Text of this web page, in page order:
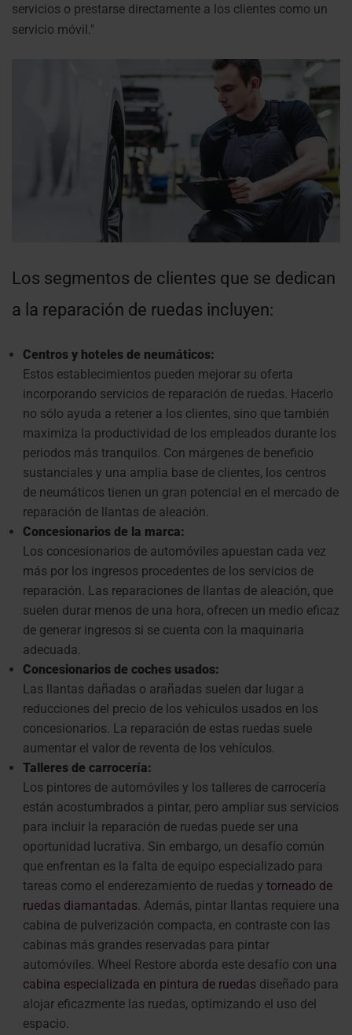
servicios o prestarse directamente a los clientes como un
servicio móvil."
Los segmentos de clientes que se dedican
a la reparación de ruedas incluyen:
Centros y hoteles de neumáticos:
Estos establecimientos pueden mejorar su oferta
incorporando servicios de reparación de ruedas. Hacerlo
no sólo ayuda a retener a los clientes, sino que también
maximiza la productividad de los empleados durante los
periodos más tranquilos. Con márgenes de beneficio
sustanciales y una amplia base de clientes, los centros
de neumáticos tienen un gran potencial en el mercado de
reparación de llantas de aleación.
Concesionarios de la marca:
Los concesionarios de automóviles apuestan cada vez
más por los ingresos procedentes de los servicios de
reparación. Las reparaciones de llantas de aleación, que
suelen durar menos de una hora, ofrecen un medio eficaz
de generar ingresos si se cuenta con la maquinaria
adecuada.
Concesionarios de coches usados:
Las llantas dañadas o arañadas suelen dar lugar a
reducciones del precio de los vehículos usados en los
concesionarios. La reparación de estas ruedas suele
aumentar el valor de reventa de los vehículos.
Talleres de carrocería:
Los pintores de automóviles y los talleres de carrocería
están acostumbrados a pintar, pero ampliar sus servicios
para incluir la reparación de ruedas puede ser una
oportunidad lucrativa. Sin embargo, un desafío común
que enfrentan es la falta de equipo especializado para
tareas como el enderezamiento de ruedas y torneado de
ruedas diamantadas. Además, pintar llantas requiere una
cabina de pulverización compacta, en contraste con las
cabinas más grandes reservadas para pintar
automóviles. Wheel Restore aborda este desafío con una
cabina especializada en pintura de ruedas diseñado para
alojar eficazmente las ruedas, optimizando el uso del
espacio.